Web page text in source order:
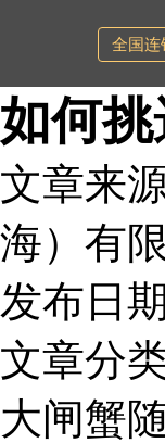
如何
文章来
海）有
发布日
文章分类
大闸蟹
全国连